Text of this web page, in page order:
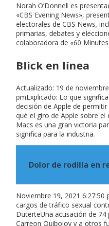
Norah O’Donnell es
«CBS Evening News»,
electorales de CBS News,
primarias, debates y
colaboradora de «60
Blick en línea
Actualizado: 19 de
pmExplicado: Lo que
decisión de Apple de
qué el giro de Apple sobre
Macs es una gran victoria
significa para la industria.
Dolor de rodilla en
Noviembre 19, 2021 6:27:50
cargos de tráfico sexual
DuterteUna acusación de 74
Carreon Quiboloy y a otros